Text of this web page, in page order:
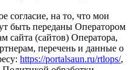
согласие, на то, что мои
быть переданы Оператором
сайта (сайтов) Оператора,
перечень и данные о
https://portalsaun.ru/rtlops/,